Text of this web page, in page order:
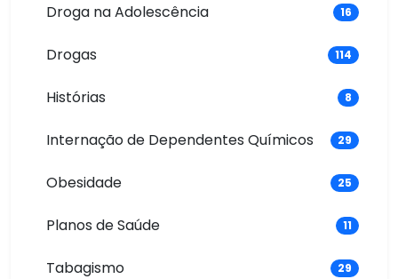
Droga na Adolescência 16
Drogas 114
Histórias 8
Internação de Dependentes Químicos 29
Obesidade 25
Planos de Saúde 11
Tabagismo 29